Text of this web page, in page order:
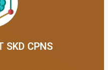
SKD CPNS